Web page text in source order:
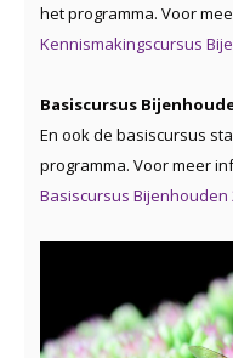
het programma. Voor
Kennismakingscursus
Basiscursus
En ook de basiscursus
programma. Voor meer
Basiscursus Bijenhouden